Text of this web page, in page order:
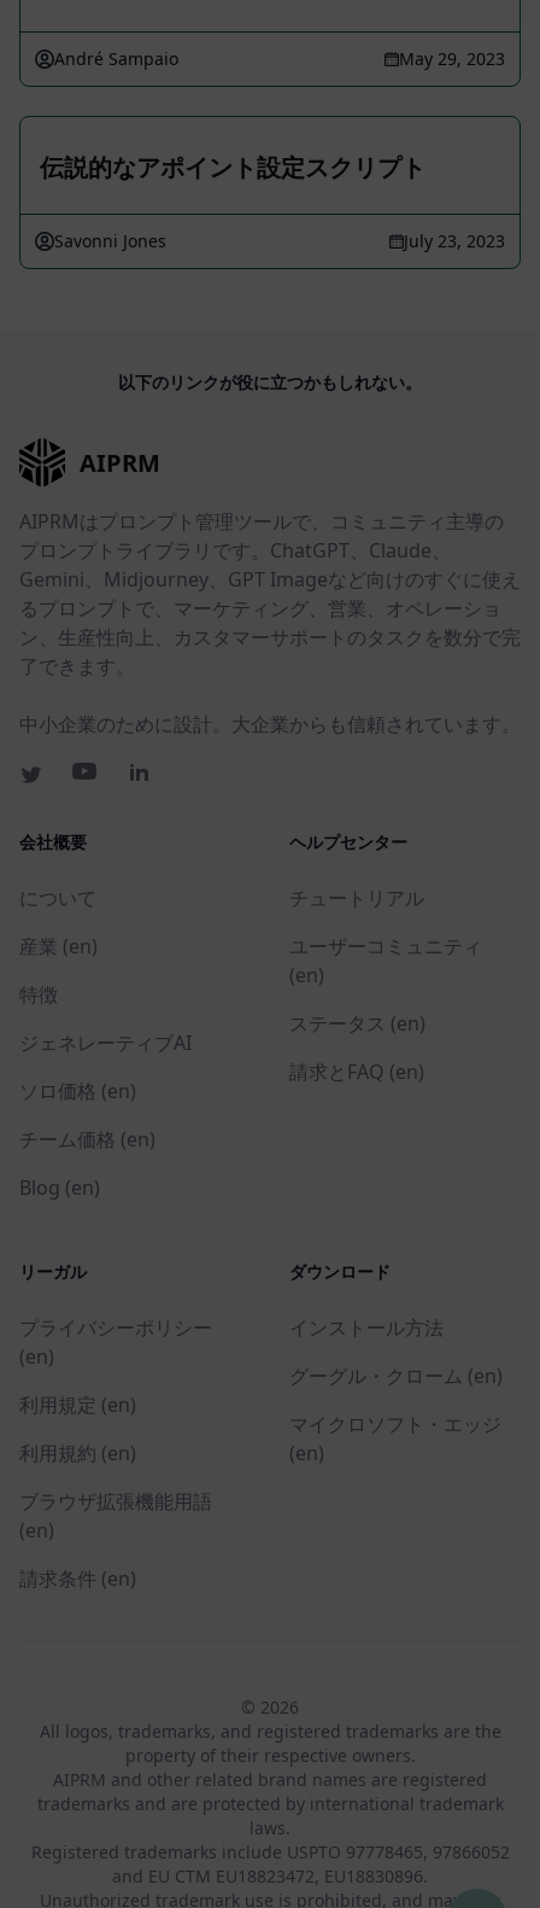
André Sampaio May 29, 2023
伝説的なアポイント設定スクリプト
Savonni Jones July 23, 2023
以下のリンクが役に立つかもしれない。
AIPRM
AIPRMはプロンプト管理ツールで、コミュニティ主導の
プロンプトライブラリです。ChatGPT、Claude、
Gemini、Midjourney、GPT Imageなど向けのすぐに使え
るプロンプトで、マーケティング、営業、オペレーショ
ン、生産性向上、カスタマーサポートのタスクを数分で完
了できます。
中小企業のために設計。大企業からも信頼されています。
会社概要
について
産業 (en)
特徴
ジェネレーティブAI
ソロ価格 (en)
チーム価格 (en)
Blog (en)
ヘルプセンター
チュートリアル
ユーザーコミュニティ
(en)
ステータス (en)
請求とFAQ (en)
リーガル
プライバシーポリシー
(en)
利用規定 (en)
利用規約 (en)
ブラウザ拡張機能用語
(en)
請求条件 (en)
ダウンロード
インストール方法
グーグル・クローム (en)
マイクロソフト・エッジ
(en)
© 2026
All logos, trademarks, and registered trademarks are the
property of their respective owners.
AIPRM and other related brand names are registered
trademarks and are protected by international trademark
laws.
Registered trademarks include USPTO 97778465, 97866052
and EU CTM EU18823472, EU18830896.
Unauthorized trademark use is prohibited, and may be a